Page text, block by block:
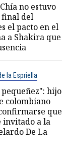
no estuvo
final del
el pacto en el
a Shakira que
la Espriella
pequeñez": hijo
colombiano
que
invitado a la
De La